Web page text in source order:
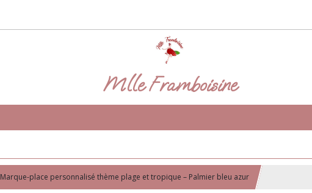
Mlle Framboisine
Marque-place personnalisé thème plage et tropique – Palmier bleu azur